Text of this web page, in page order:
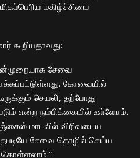
மகிழ்ச்சியை
கூறியதாவது:
சேவை
கோவையில்
செயலி, தற்போது
என்ற நம்பிக்கையில் உள்ளோம்.
மாடலில் விரிவடைய
சேவை தொழில் செய்ய
கொள்ளலாம்.”